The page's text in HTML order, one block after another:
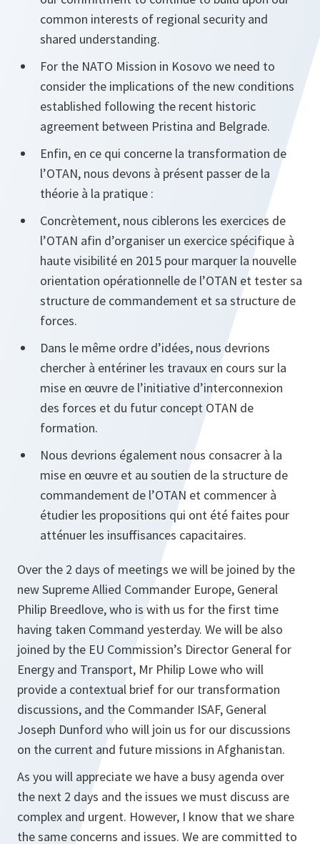
common interests of regional security and
shared understanding.
For the NATO Mission in Kosovo we need to
consider the implications of the new conditions
established following the recent historic
agreement between Pristina and Belgrade.
Enfin, en ce qui concerne la transformation de
l’OTAN, nous devons à présent passer de la
théorie à la pratique :
Concrètement, nous ciblerons les exercices de
l’OTAN afin d’organiser un exercice spécifique à
haute visibilité en 2015 pour marquer la nouvelle
orientation opérationnelle de l’OTAN et tester sa
structure de commandement et sa structure de
forces.
Dans le même ordre d’idées, nous devrions
chercher à entériner les travaux en cours sur la
mise en œuvre de l’initiative d’interconnexion
des forces et du futur concept OTAN de
formation.
Nous devrions également nous consacrer à la
mise en œuvre et au soutien de la structure de
commandement de l’OTAN et commencer à
étudier les propositions qui ont été faites pour
atténuer les insuffisances capacitaires.
Over the 2 days of meetings we will be joined by the
new Supreme Allied Commander Europe, General
Philip Breedlove, who is with us for the first time
having taken Command yesterday. We will be also
joined by the EU Commission’s Director General for
Energy and Transport, Mr Philip Lowe who will
provide a contextual brief for our transformation
discussions, and the Commander ISAF, General
Joseph Dunford who will join us for our discussions
on the current and future missions in Afghanistan.
As you will appreciate we have a busy agenda over
the next 2 days and the issues we must discuss are
complex and urgent. However, I know that we share
the same concerns and issues. We are committed to